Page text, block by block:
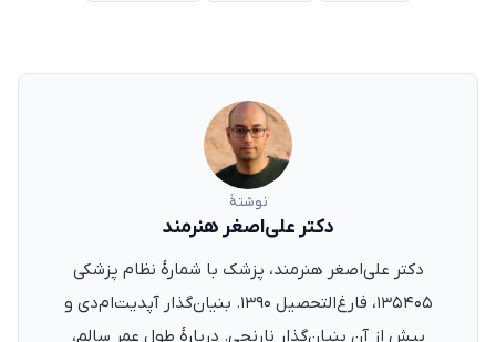
نوشتهٔ
دکتر علی‌اصغر هنرمند
دکتر علی‌اصغر هنرمند، پزشک با شمارهٔ نظام پزشکی
۱۳۵۴۰۵، فارغ‌التحصیل ۱۳۹۰. بنیان‌گذار آپدیت‌ام‌دی و
پیش از آن بنیان‌گذار نارنجی. دربارهٔ طول عمر سالم،